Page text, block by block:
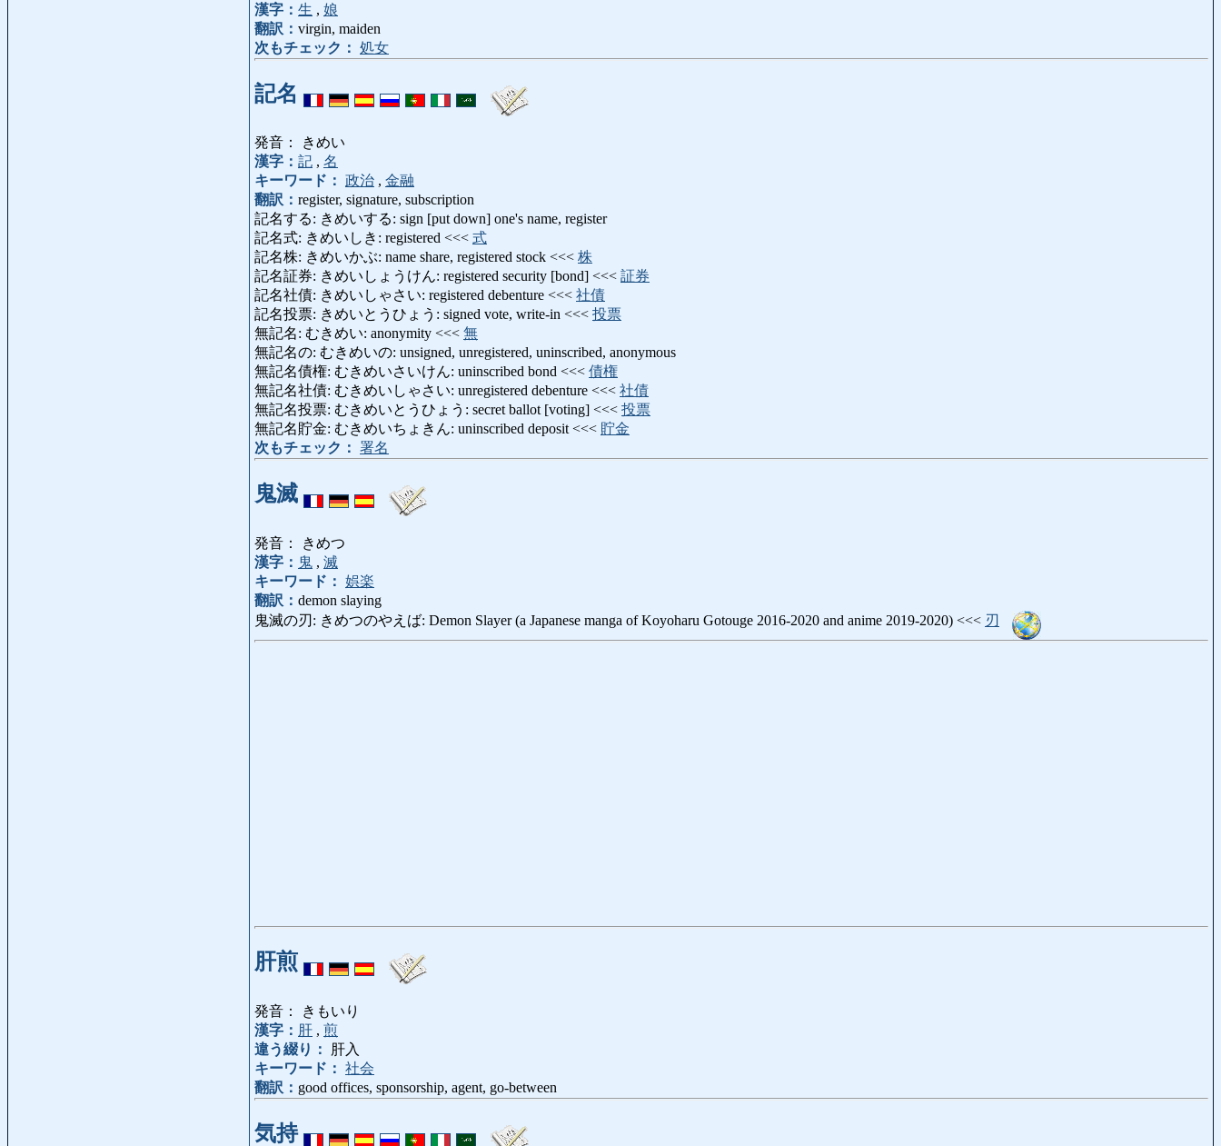
漢字： 生 , 娘
翻訳： virgin, maiden
次もチェック： 処女
記名
発音： きめい
漢字： 記 , 名
キーワード： 政治 , 金融
翻訳： register, signature, subscription
記名する: きめいする: sign [put down] one's name, register
記名式: きめいしき: registered <<< 式
記名株: きめいかぶ: name share, registered stock <<< 株
記名証券: きめいしょうけん: registered security [bond] <<< 証券
記名社債: きめいしゃさい: registered debenture <<< 社債
記名投票: きめいとうひょう: signed vote, write-in <<< 投票
無記名: むきめい: anonymity <<< 無
無記名の: むきめいの: unsigned, unregistered, uninscribed, anonymous
無記名債権: むきめいさいけん: uninscribed bond <<< 債権
無記名社債: むきめいしゃさい: unregistered debenture <<< 社債
無記名投票: むきめいとうひょう: secret ballot [voting] <<< 投票
無記名貯金: むきめいちょきん: uninscribed deposit <<< 貯金
次もチェック： 署名
鬼滅
発音： きめつ
漢字： 鬼 , 滅
キーワード： 娯楽
翻訳： demon slaying
鬼滅の刃: きめつのやえば: Demon Slayer (a Japanese manga of Koyoharu Gotouge 2016-2020 and anime 2019-2020) <<< 刃
肝煎
発音： きもいり
漢字： 肝 , 煎
違う綴り：
肝入
キーワード： 社会
翻訳： good offices, sponsorship, agent, go-between
気持